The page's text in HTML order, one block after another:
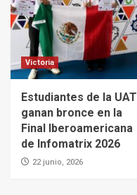
Victoria
Estudiantes de la UAT
ganan bronce en la
Final Iberoamericana
de Infomatrix 2026
22 junio, 2026